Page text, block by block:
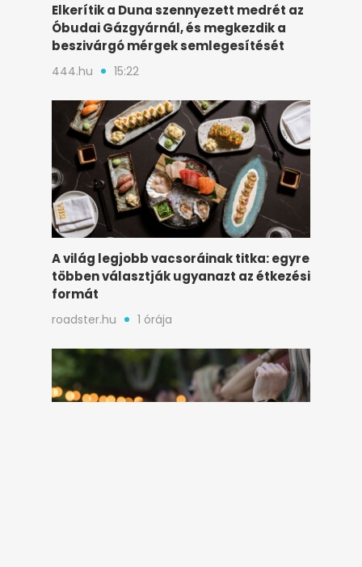
Elkerítik a Duna szennyezett medrét az
Óbudai Gázgyárnál, és megkezdik a
beszivárgó mérgek semlegesítését
444.hu 15:22
A világ legjobb vacsoráinak titka: egyre
többen választják ugyanazt az étkezési
formát
roadster.hu 1 órája